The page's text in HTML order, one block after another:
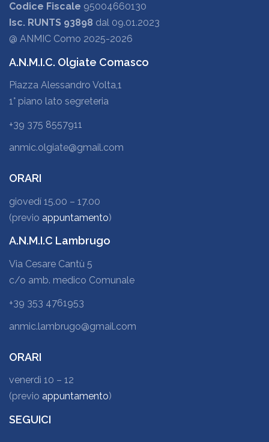
Codice Fiscale 95004660130
Isc. RUNTS 93898 dal 09.01.2023
@ ANMIC Como 2025-2026
A.N.M.I.C. Olgiate Comasco
Piazza Alessandro Volta,1
1° piano lato segreteria
+39 375 8557911
anmic.olgiate@gmail.com
ORARI
giovedí 15.00 – 17.00
(previo appuntamento)
A.N.M.I.C Lambrugo
Via Cesare Cantù 5
c/o amb. medico Comunale
+39 353 4761953
anmic.lambrugo@gmail.com
ORARI
venerdì 10 – 12
(previo appuntamento)
SEGUICI